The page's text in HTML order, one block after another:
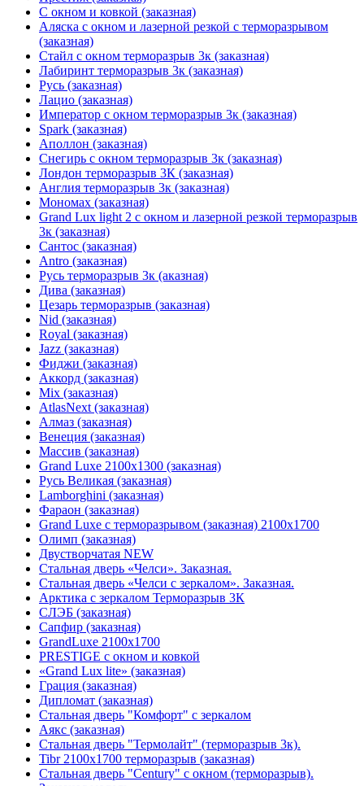
С окном и ковкой (заказная)
Аляска с окном и лазерной резкой с терморазрывом
(заказная)
Стайл с окном терморазрыв 3к (заказная)
Лабиринт терморазрыв 3к (заказная)
Русь (заказная)
Лацио (заказная)
Император с окном терморазрыв 3к (заказная)
Spark (заказная)
Аполлон (заказная)
Снегирь с окном терморазрыв 3к (заказная)
Лондон терморазрыв 3К (заказная)
Англия терморазрыв 3к (заказная)
Мономах (заказная)
Grand Lux light 2 с окном и лазерной резкой терморазрыв
3к (заказная)
Сантос (заказная)
Antro (заказная)
Русь терморазрыв 3к (аказная)
Дива (заказная)
Цезарь терморазрыв (заказная)
Nid (заказная)
Royal (заказная)
Jazz (заказная)
Фиджи (заказная)
Аккорд (заказная)
Mix (заказная)
AtlasNext (заказная)
Алмаз (заказная)
Венеция (заказная)
Массив (заказная)
Grand Luxe 2100х1300 (заказная)
Русь Великая (заказная)
Lamborghini (заказная)
Фараон (заказная)
Grand Luxe с терморазрывом (заказная) 2100х1700
Олимп (заказная)
Двустворчатая NEW
Стальная дверь «Челси». Заказная.
Стальная дверь «Челси с зеркалом». Заказная.
Арктика с зеркалом Терморазрыв 3К
СЛЭБ (заказная)
Сапфир (заказная)
GrandLuxe 2100х1700
PRESTIGE с окном и ковкой
«Grand Lux lite» (заказная)
Гpация (заказная)
Дипломат (заказная)
Стальная дверь "Комфорт" с зеркалом
Аякс (заказная)
Стальная дверь "Термолайт" (терморазрыв 3к).
Tibr 2100х1700 терморазрыв (заказная)
Стальная дверь "Century" с окном (терморазрыв).